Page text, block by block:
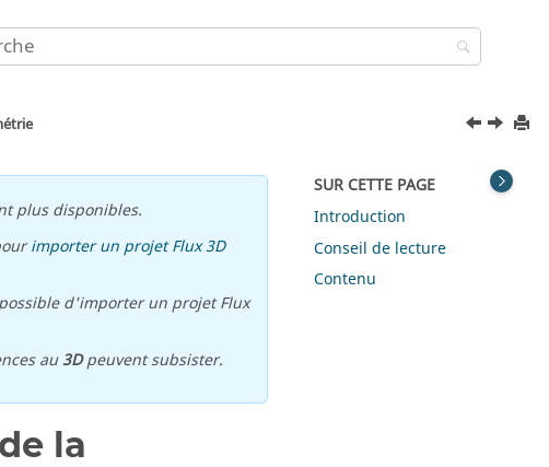
plus disponibles.
importer un projet Flux 3D
d'importer un projet Flux
au3Dpeuvent subsister.
la
SUR CETTE PAGE
Introduction
Conseil de lecture
Contenu